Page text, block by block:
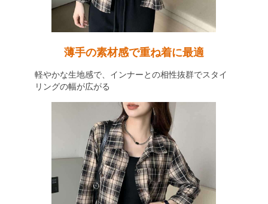
薄手の素材感で重ね着に最適
軽やかな生地感で、インナーとの相性抜群でスタイ
リングの幅が広がる